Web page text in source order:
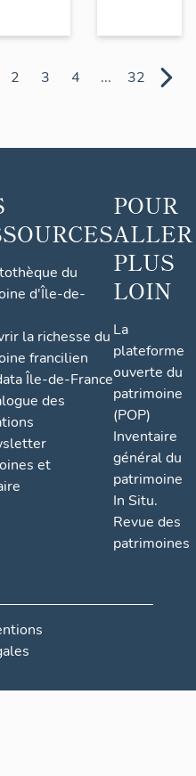
2 3 4 ... 32
du
d'Île-de-
la richesse du
francilien
Île-de-France
des
et
POUR
ALLER
PLUS
LOIN
La
plateforme
ouverte du
patrimoine
(POP)
Inventaire
général du
patrimoine
In Situ.
Revue des
patrimoines